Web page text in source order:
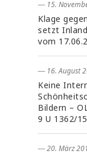
― 15.
Klage
setzt
vom
― 16. August
Keine
Bildern –
9 U 1362/15
― 20. März